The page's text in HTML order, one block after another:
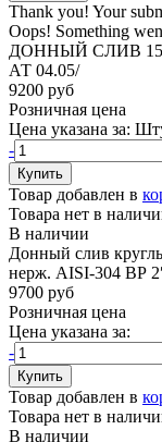
Thank you! Your
Oops! Something
ДОННЫЙ СЛИВ
АТ 04.05/
9200 руб
Розничная цена
Цена указана за:
-
Товар добавлен в
Товара нет в
В наличии
Донный слив
нерж. AISI-304 ВР
9700 руб
Розничная цена
Цена указана за:
-
Товар добавлен в
Товара нет в
В наличии